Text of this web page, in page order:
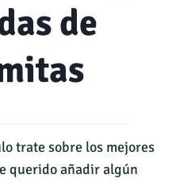
de
trate sobre los mejores
querido añadir algún